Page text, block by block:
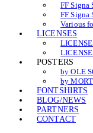
FF Signa
FF Signa
Various
LICENSES
POSTERS
by OLE
by
FONTSHIRTS
BLOG/NEWS
PARTNERS
CONTACT